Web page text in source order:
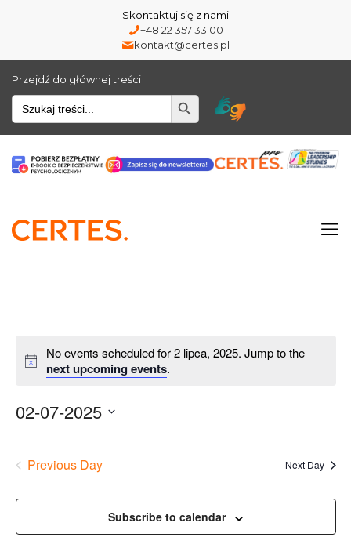
Skontaktuj się z nami
+48 22 357 33 00
kontakt@certes.pl
Przejdź do głównej treści
Wyszukiwarka
No events scheduled for 2 lipca, 2025. Jump to the
next upcoming events.
02-07-2025
Previous Day Next Day
Subscribe to calendar